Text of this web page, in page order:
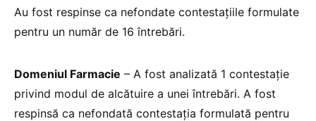
Au fost respinse ca nefondate contestațiile formulate
pentru un număr de 16 întrebări.
Domeniul Farmacie – A fost analizată 1 contestație
privind modul de alcătuire a unei întrebări. A fost
respinsă ca nefondată contestația formulată pentru